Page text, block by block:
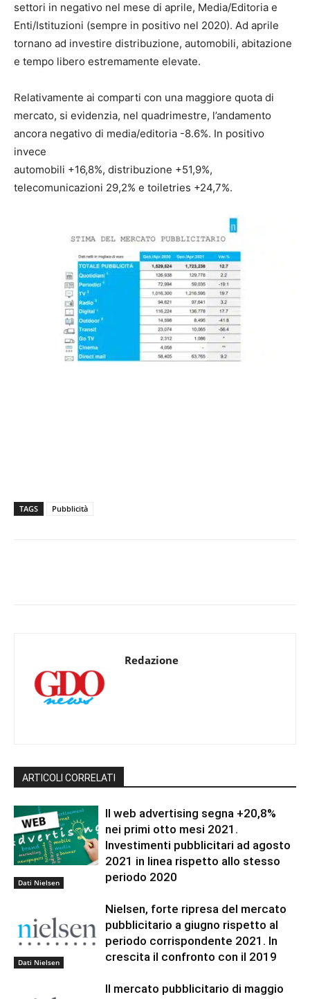
settori in negativo nel mese di aprile, Media/Editoria e
Enti/Istituzioni (sempre in positivo nel 2020). Ad aprile
tornano ad investire distribuzione, automobili, abitazione
e tempo libero estremamente elevate.
Relativamente ai comparti con una maggiore quota di
mercato, si evidenzia, nel quadrimestre, l’andamento
ancora negativo di media/editoria -8.6%. In positivo
invece
automobili +16,8%, distribuzione +51,9%,
telecomunicazioni 29,2% e toiletries +24,7%.
TAGS Pubblicità
Redazione
ARTICOLI CORRELATI
Dati Nielsen
Il web advertising segna +20,8%
nei primi otto mesi 2021.
Investimenti pubblicitari ad agosto
2021 in linea rispetto allo stesso
periodo 2020
Dati Nielsen
Nielsen, forte ripresa del mercato
pubblicitario a giugno rispetto al
periodo corrispondente 2021. In
crescita il confronto con il 2019
Il mercato pubblicitario di maggio